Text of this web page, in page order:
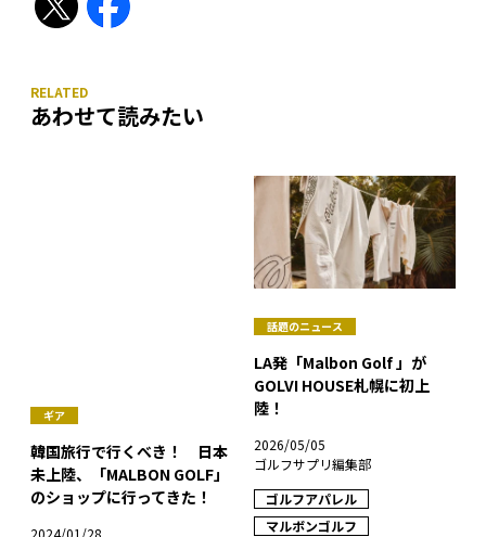
あわせて読みたい
未上陸、「MALBON GOLF」
のショップに行ってきた！
2024/01/28
ゴルフサプリ編集部
話題のニュース
LA発「Malbon Golf 」が
GOLVI HOUSE札幌に初上
陸！
2026/05/05
ゴルフサプリ編集部
ゴルフアパレル
マルボンゴルフ